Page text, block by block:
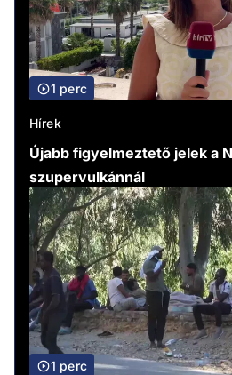
1 perc
Hírek
Újabb figyelmeztető jelek a
szupervulkánnál
1 perc